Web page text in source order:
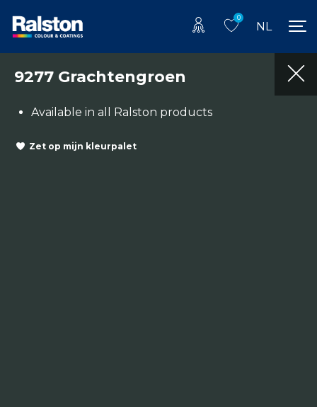
0
NL
9277 Grachtengroen
Available in all Ralston products
Zet op mijn kleurpalet